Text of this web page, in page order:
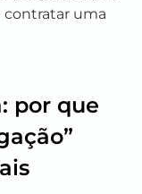
contratar uma
por que